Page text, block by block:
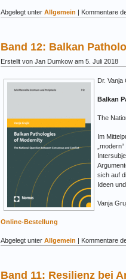
Abgelegt unter Allgemein | Kommentare
Band 12: Balkan
Erstellt von Jan Dumkow am 5. Juli 2018
Dr. Vanja
Balkan
The
Im
sich auf
Ideen
Vanja
Online-Bestellung
Abgelegt unter Allgemein | Kommentare
Band 11: Resilienz bei